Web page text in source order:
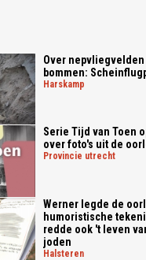
Over
bommen:
harskamp
Serie Tijd van Toen
over foto's uit de
provincie utrecht
Werner legde de
humoristische
redde ook 't leven
joden
halsteren